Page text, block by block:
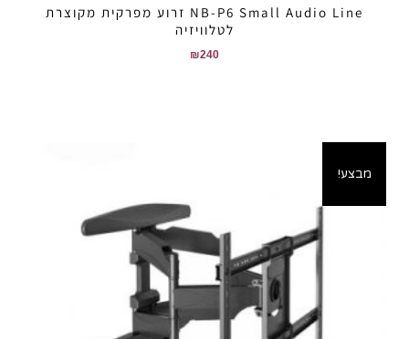
NB-P6 Small Audio Line זרוע מפרקית מקוצרת
לטלוויזיה
₪240
מבצע!